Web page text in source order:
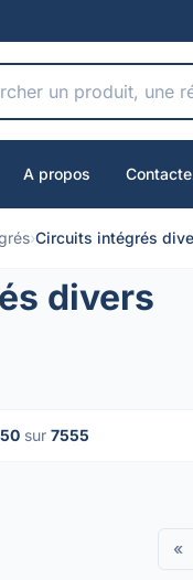
A propos
›Circuits intégrés
divers
sur 7555
«